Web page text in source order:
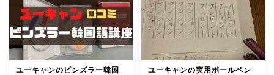
ユーキャンのピンズラー韓国
ユーキャンの実用ボールペン